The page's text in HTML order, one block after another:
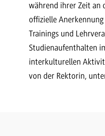
während ihrer Zeit an
offizielle
Trainings und
Studienaufenthalten
interkulturellen
von der Rektorin,